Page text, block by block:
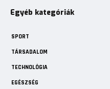
Egyéb kategóriák
SPORT
TÁRSADALOM
TECHNOLÓGIA
EGÉSZSÉG